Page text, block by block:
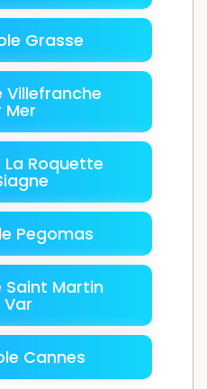
Grasse
Mer
Roquette
Pegomas
Martin
Var
Cannes